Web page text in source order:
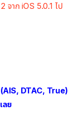
จาก iOS 5.0.1 ไป
DTAC, True)
ลย